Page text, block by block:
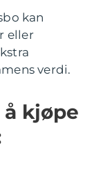
kan
eller
verdi.
kjøpe